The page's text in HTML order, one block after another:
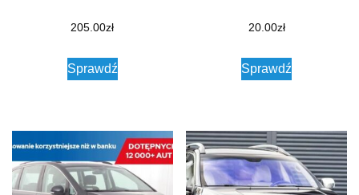
205.00zł
Sprawdź
20.00zł
Sprawdź